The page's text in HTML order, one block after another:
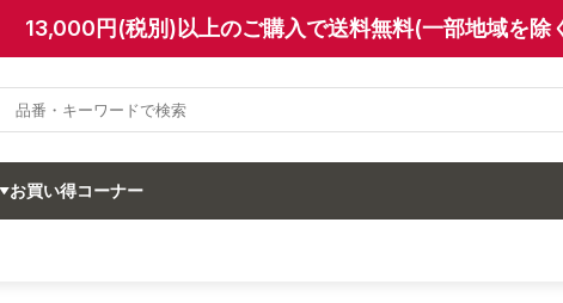
13,000円(税別)以上のご購入で送料無料(一部地域を除
お買い得コーナー